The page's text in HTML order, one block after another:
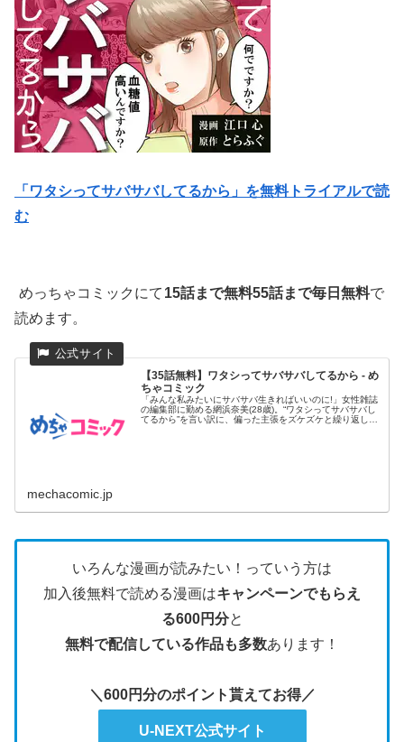
「ワタシってサバサバしてるから」を無料トライアルで読
む
めっちゃコミックにて 15話まで無料55話まで毎日無料で
読めます。
【35話無料】ワタシってサバサバしてるから - め
ちゃコミック
「みんな私みたいにサバサバ生きればいいのに!」女性雑誌
の編集部に勤める網浜奈美(28歳)。“ワタシってサバサバし
てるから”を言い訳に、偏った主張をズケズケと繰り返し、
mechacomic.jp
いろんな漫画が読みたい！っていう方は
加入後無料で読める漫画はキャンペーンでもらえ
る600円分と
無料で配信している作品も多数あります！
＼600円分のポイント貰えてお得／
U-NEXT公式サイト